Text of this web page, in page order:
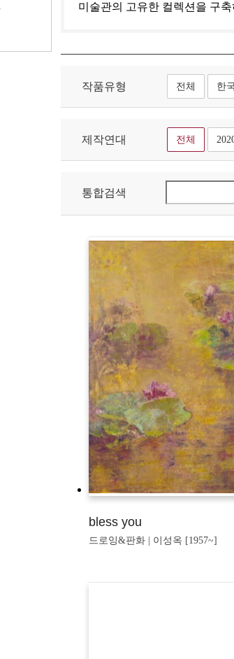
미술관의 고유한 컬렉션을 구
작품유형 전체 한
제작연대 전체
통합검색
bless you
드로잉&판화 | 이성옥 [1957~]